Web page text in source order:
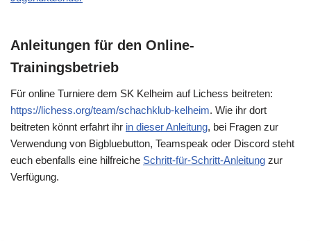
Anleitungen für den Online-
Trainingsbetrieb
Für online Turniere dem SK Kelheim auf Lichess beitreten:
https://lichess.org/team/schachklub-kelheim. Wie ihr dort
beitreten könnt erfahrt ihr in dieser Anleitung, bei Fragen zur
Verwendung von Bigbluebutton, Teamspeak oder Discord steht
euch ebenfalls eine hilfreiche Schritt-für-Schritt-Anleitung zur
Verfügung.